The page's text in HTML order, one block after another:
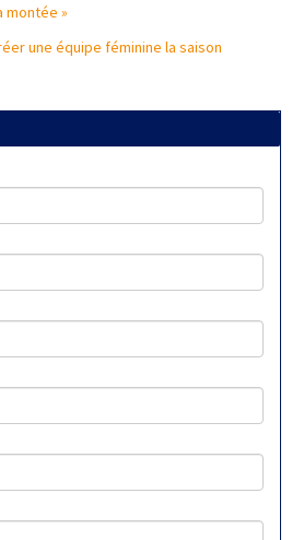
montée »
une équipe féminine la saison